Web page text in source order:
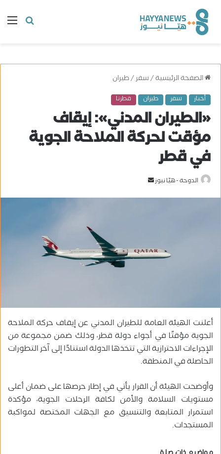
البحث
الصفحة الرئيسية/سفر/طيران
أخبار سفر طيران قطرنا
«الطيران المدني»: إيقاف
مؤقت لحركة الملاحة الجوية
في قطر
الدوحة - هيّا نيوز
ي
ت
ر
و
ن
ا
أعلنت الهيئة العامة للطيران المدني عن إيقاف حركة الملاحة
الجوية مؤقتًا في أجواء دولة قطر، وذلك ضمن مجموعة من
الإجراءات الاحترازية التي تتخذها الدولة استنادًا إلى آخر التطورات
الحاصلة في المنطقة.
وأوضحت الهيئة أن القرار يأتي في إطار حرصها على ضمان أعلى
مستويات السلامة والأمن لكافة الرحلات الجوية، مؤكدة
استمرار المتابعة والتنسيق مع الجهات المختصة لمواكبة
المستجدات.